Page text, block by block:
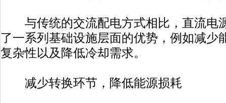
与传统的交流配电方式相比，直流电
了一系列基础设施层面的优势，例如减少
复杂性以及降低冷却需求。
减少转换环节，降低能源损耗